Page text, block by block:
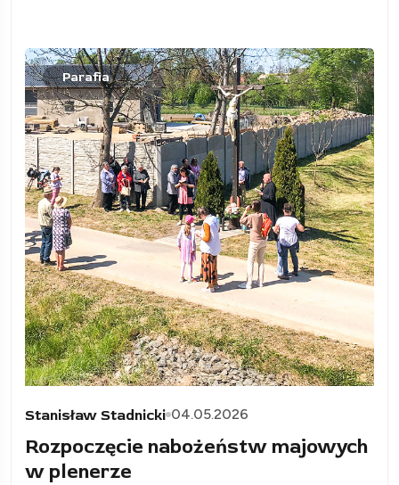
Parafia
Stanisław Stadnicki 04.05.2026
Rozpoczęcie nabożeństw majowych
w plenerze